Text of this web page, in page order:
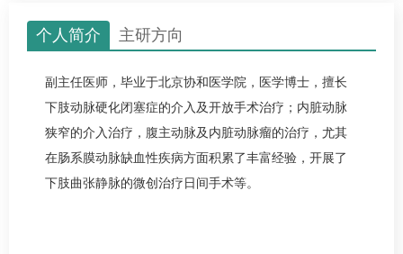
个人简介 主研方向
副主任医师，毕业于北京协和医学院，医学博士，擅长
下肢动脉硬化闭塞症的介入及开放手术治疗；内脏动脉
狭窄的介入治疗，腹主动脉及内脏动脉瘤的治疗，尤其
在肠系膜动脉缺血性疾病方面积累了丰富经验，开展了
下肢曲张静脉的微创治疗日间手术等。